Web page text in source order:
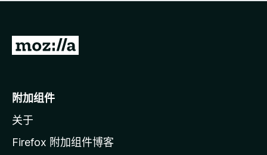
无
转
o
i
l
附加组件
关于
Firefox 附加组件博客